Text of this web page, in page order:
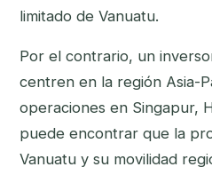
limitado de Vanuatu.
Por el contrario, un
centren en la región Asia-
operaciones en Singapur,
puede encontrar que la
Vanuatu y su movilidad